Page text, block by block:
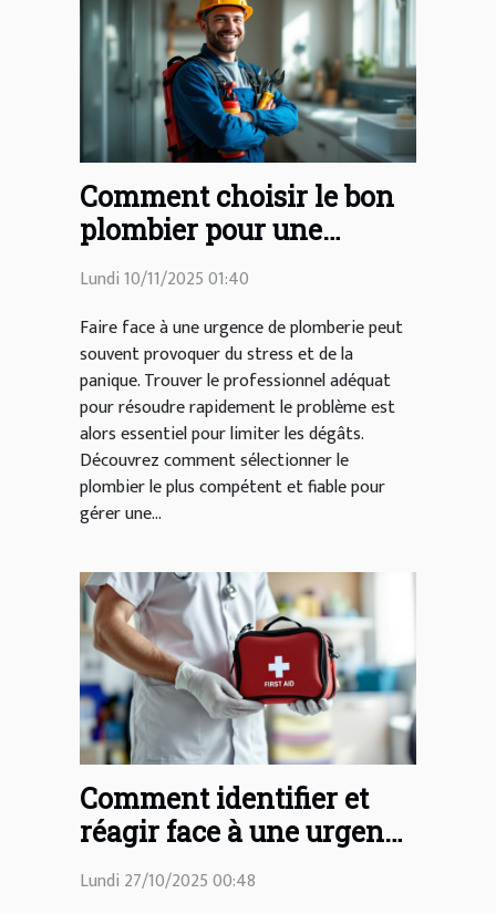
Comment choisir le bon
plombier pour une
urgence ?
Lundi 10/11/2025 01:40
Faire face à une urgence de plomberie peut
souvent provoquer du stress et de la
panique. Trouver le professionnel adéquat
pour résoudre rapidement le problème est
alors essentiel pour limiter les dégâts.
Découvrez comment sélectionner le
plombier le plus compétent et fiable pour
gérer une...
Comment identifier et
réagir face à une urgence
sanitaire ?
Lundi 27/10/2025 00:48